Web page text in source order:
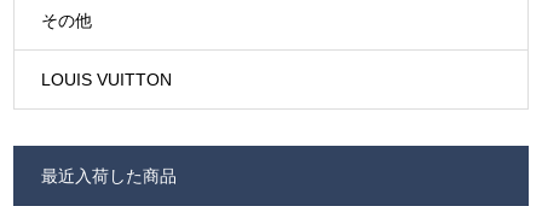
その他
LOUIS VUITTON
最近入荷した商品